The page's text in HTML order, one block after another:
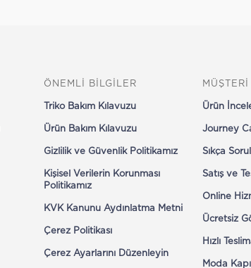
ÖNEMLİ BİLGİLER
Triko Bakım Kılavuzu
Ürün Bakım Kılavuzu
Gizlilik ve Güvenlik Politikamız
Kişisel Verilerin Korunması
Politikamız
KVK Kanunu Aydınlatma Metni
Çerez Politikası
Çerez Ayarlarını Düzenleyin
Ürün
Journey
Sıkça
Satış ve
Online
Ücretsiz
Hızlı
Moda